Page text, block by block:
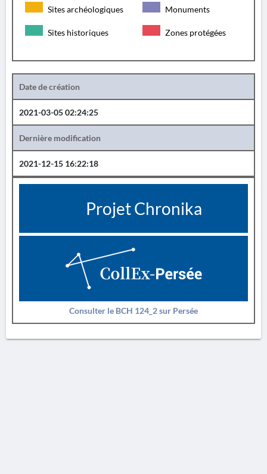
Sites archéologiques Monuments
Sites historiques Zones protégées
Date de création
2021-03-05 02:24:25
Dernière modification
2021-12-15 16:22:18
Projet Chronika
Consulter le BCH 124_2 sur Persée